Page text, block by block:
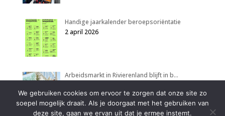
Handige jaarkalender beroepsoriëntatie
2 april 2026
Arbeidsmarkt in Rivierenland blijft in b…
We gebruiken cookies om ervoor te zorgen dat onze site zo
soepel mogelijk draait. Als je doorgaat met het gebruiken van
deze site, gaan we ervan uit dat je ermee instemt.